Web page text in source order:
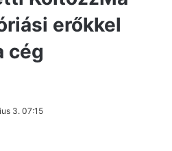
erőkkel
cég
3. 07:15